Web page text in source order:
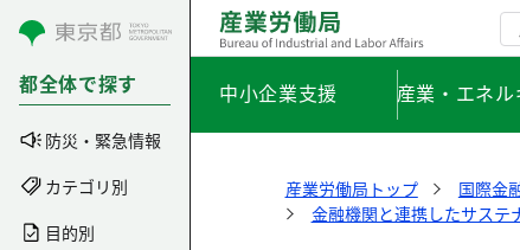
コンテンツにスキップ
都全体で探す
防災・緊急情報
カテゴリ別
目的別
中小企業支援 産業・エネ
産業労働局トップ 国際金
金融機関と連携したサステ